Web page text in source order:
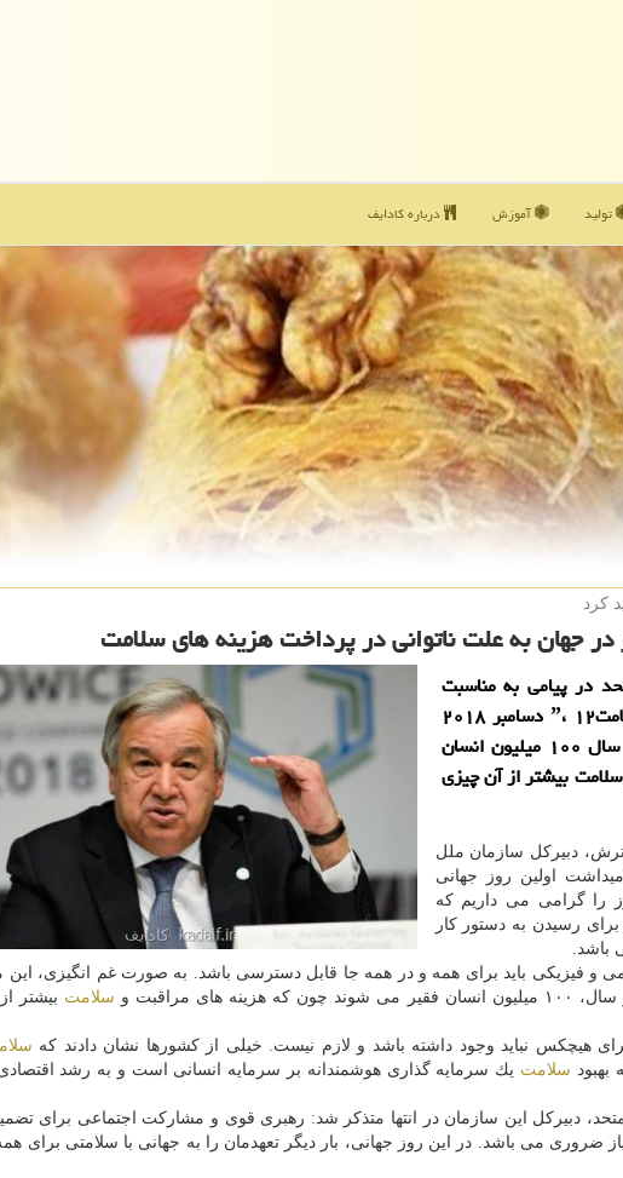
تولید آموزش درباره كادایف
كرد
در پیامی به مناسبت
اولین گرامی داشت ˮروز جهانی پوشش سلامتˮ، ۱۲ دسامبر ۲۰۱۸
برابر با ۲۱ آذر ماه جاری اظهار داشت: هر سال ۱۰۰ میلیون انسان
بیشتر از آن چیزی
دبیركل سازمان ملل
اولین روز جهانی
را گرامی می داریم كه
رسیدن به دستور كار
و فیزیكی باید برای همه و در همه جا قابل دسترسی باشد. به صورت غم انگیزی، این
مراقبت و
سلامت بیشتر
هیچكس نباید وجود داشته باشد و لازم نیست. خیلی از كشورها نشان دادند كه
بهبود سلامت یك سرمایه گذاری هوشمندانه بر سرمایه انسانی است و به رشد
دبیركل این سازمان در انتها متذكر شد: رهبری قوی و مشاركت اجتماعی برای
ضروری می باشد. در این روز جهانی، بار دیگر تعهدمان را به جهانی با سلامتی برای